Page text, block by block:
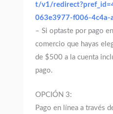
t/v1/
063e3977-f006-4c4a-
– Si optaste por pago
comercio que hayas
de $500 a la cuenta
pago.
OPCIÓN 3:
Pago en línea a través